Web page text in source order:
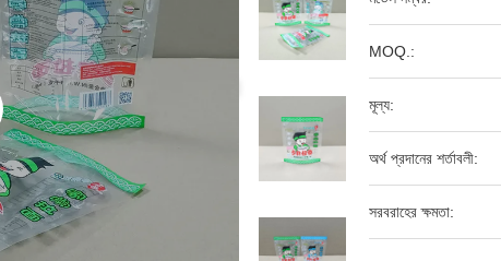
MOQ.:
মূল্য:
অর্থ প্রদানের শর্তাবলী:
সরবরাহের ক্ষমতা: